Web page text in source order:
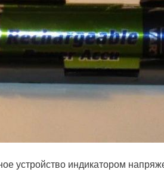
устройство индикатором